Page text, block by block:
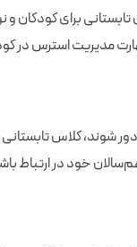
برای کودکان و
مدیریت استرس در
شوند، کلاس
خود در ارتباط